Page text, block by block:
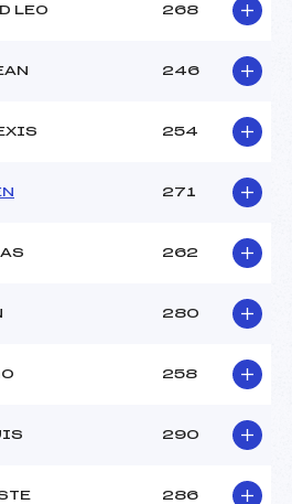
LEO 268
246
254
271
262
280
258
290
286